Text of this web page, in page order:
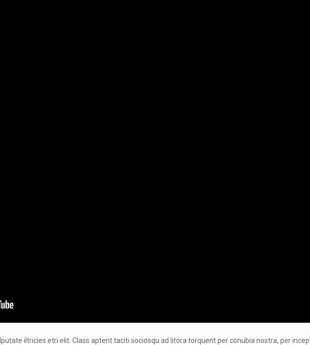
iltricies etri elit. Class aptent taciti sociosqu ad litora torquent per conubia nostra, per